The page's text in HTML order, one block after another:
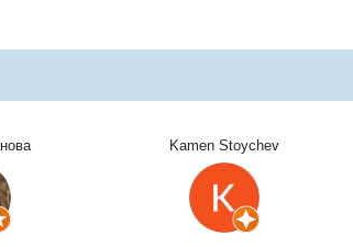
Kamen Stoychev